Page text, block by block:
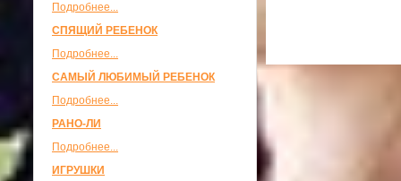
Подробнее...
СПЯЩИЙ РЕБЕНОК
Подробнее...
САМЫЙ ЛЮБИМЫЙ РЕБЕНОК
Подробнее...
РАНО-ЛИ
Подробнее...
ИГРУШКИ